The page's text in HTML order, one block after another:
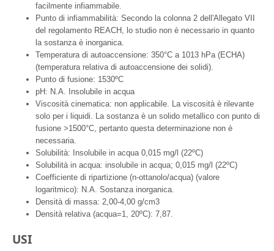
facilmente infiammabile.
Punto di infiammabilità: Secondo la colonna 2 dell'Allegato VII
del regolamento REACH, lo studio non è necessario in quanto
la sostanza è inorganica.
Temperatura di autoaccensione: 350°C a 1013 hPa (ECHA)
(temperatura relativa di autoaccensione dei solidi).
Punto di fusione: 1530ºC
pH: N.A. Insolubile in acqua
Viscosità cinematica: non applicabile. La viscosità è rilevante
solo per i liquidi. La sostanza è un solido metallico con punto di
fusione >1500°C, pertanto questa determinazione non è
necessaria.
Solubilità: Insolubile in acqua 0,015 mg/l (22ºC)
Solubilità in acqua: insolubile in acqua; 0,015 mg/l (22ºC)
Coefficiente di ripartizione (n-ottanolo/acqua) (valore
logaritmico): N.A. Sostanza inorganica.
Densità di massa: 2,00-4,00 g/cm3
Densità relativa (acqua=1, 20ºC): 7,87.
USI